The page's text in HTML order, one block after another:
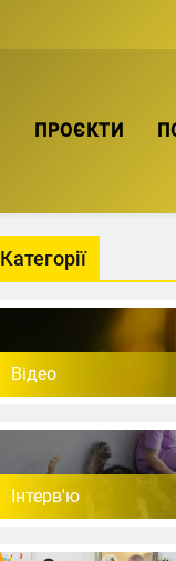
ПРОЄКТИ
Категорії
Відео
Інтерв'ю